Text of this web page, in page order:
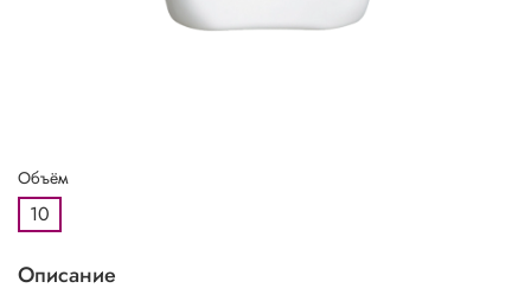
Объём
10
Описание